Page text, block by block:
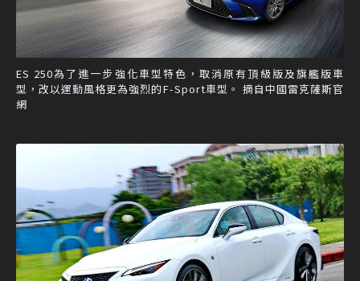
ES 250為了進一步強化車型特色，取消原有頂級版及旗艦版車
型，改以運動風格更為強烈的F-Sport車型。 摘自中國雷克薩斯官
網